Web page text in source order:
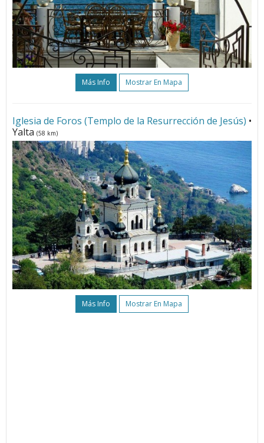
Más Info Mostrar En Mapa
Iglesia de Foros (Templo de la Resurrección de Jesús) •
Yalta (58 km)
Más Info Mostrar En Mapa